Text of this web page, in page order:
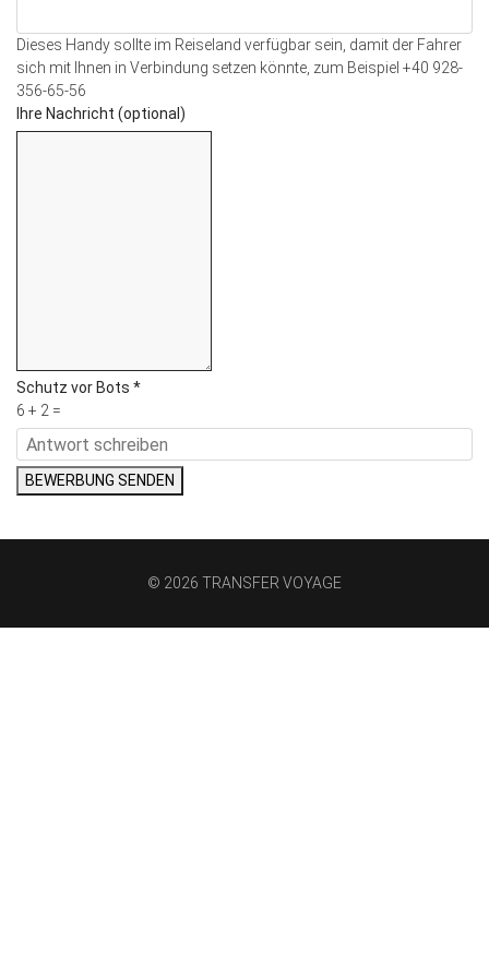
Dieses Handy sollte im Reiseland verfügbar sein, damit der Fahrer
sich mit Ihnen in Verbindung setzen könnte, zum Beispiel +40 928-
356-65-56
Ihre Nachricht (optional)
Schutz vor Bots *
6 + 2 =
BEWERBUNG SENDEN
© 2026 TRANSFER VOYAGE